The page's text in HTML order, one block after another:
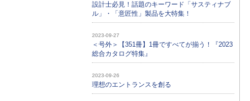
設計士必見！話題のキーワード「サスティナブ
ル」・「意匠性」製品を大特集！
2023-09-27
＜号外＞【351冊】1冊ですべてが揃う！『2023
総合カタログ特集』
2023-09-26
理想のエントランスを創る